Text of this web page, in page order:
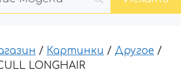
/ Картинки / Другое /
LONGHAIR